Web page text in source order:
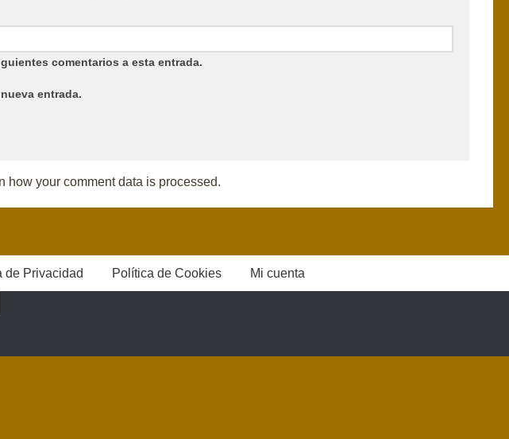
comentarios a esta entrada.
entrada.
how your comment data is processed.
de Privacidad Política de Cookies Mi cuenta